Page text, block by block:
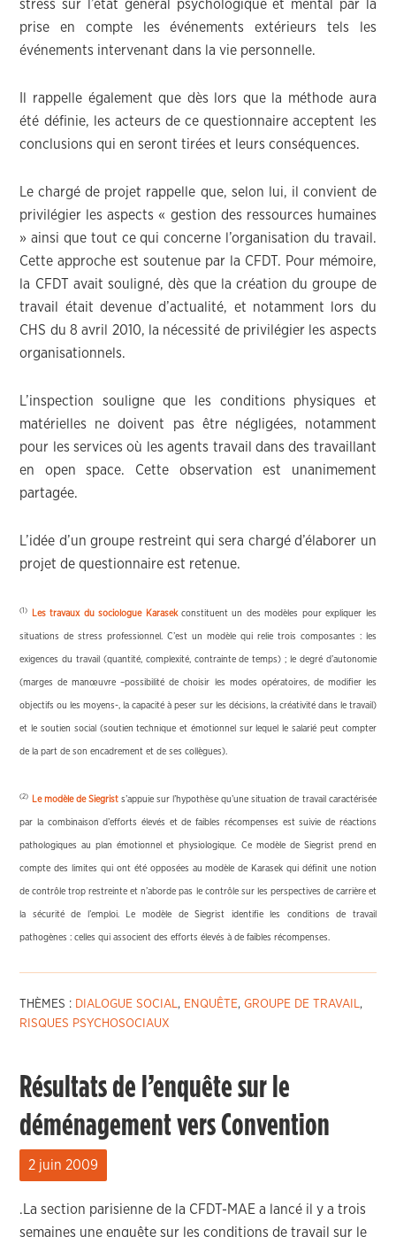
stress sur l’état général psychologique et mental par la
prise en compte les événements extérieurs tels les
événements intervenant dans la vie personnelle.
Il rappelle également que dès lors que la méthode aura
été définie, les acteurs de ce questionnaire acceptent les
conclusions qui en seront tirées et leurs conséquences.
Le chargé de projet rappelle que, selon lui, il convient de
privilégier les aspects « gestion des ressources humaines
» ainsi que tout ce qui concerne l’organisation du travail.
Cette approche est soutenue par la CFDT. Pour mémoire,
la CFDT avait souligné, dès que la création du groupe de
travail était devenue d’actualité, et notamment lors du
CHS du 8 avril 2010, la nécessité de privilégier les aspects
organisationnels.
L’inspection souligne que les conditions physiques et
matérielles ne doivent pas être négligées, notamment
pour les services où les agents travail dans des travaillant
en open space. Cette observation est unanimement
partagée.
L’idée d’un groupe restreint qui sera chargé d’élaborer un
projet de questionnaire est retenue.
(1) Les travaux du sociologue Karasekconstituent un des modèles pour expliquer les
situations de stress professionnel. C’est un modèle qui relie trois composantes : les
exigences du travail (quantité, complexité, contrainte de temps) ; le degré d’autonomie
(marges de manœuvre –possibilité de choisir les modes opératoires, de modifier les
objectifs ou les moyens-, la capacité à peser sur les décisions, la créativité dans le travail)
et le soutien social (soutien technique et émotionnel sur lequel le salarié peut compter
de la part de son encadrement et de ses collègues).
(2) Le modèle de Siegrists’appuie sur l’hypothèse qu’une situation de travail caractérisée
par la combinaison d’efforts élevés et de faibles récompenses est suivie de réactions
pathologiques au plan émotionnel et physiologique. Ce modèle de Siegrist prend en
compte des limites qui ont été opposées au modèle de Karasek qui définit une notion
de contrôle trop restreinte et n’aborde pas le contrôle sur les perspectives de carrière et
la sécurité de l’emploi. Le modèle de Siegrist identifie les conditions de travail
pathogènes : celles qui associent des efforts élevés à de faibles récompenses.
THÈMES : DIALOGUE SOCIAL, ENQUÊTE,GROUPE DE TRAVAIL,
RISQUES PSYCHOSOCIAUX
Résultats de l’enquête sur le
déménagement vers Convention
2 juin 2009
.La section parisienne de la CFDT-MAE a lancé il y a trois
semaines une enquête sur les conditions de travail sur le